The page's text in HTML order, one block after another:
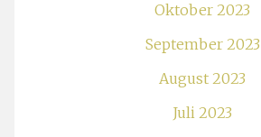
Oktober 2023
September 2023
August 2023
Juli 2023